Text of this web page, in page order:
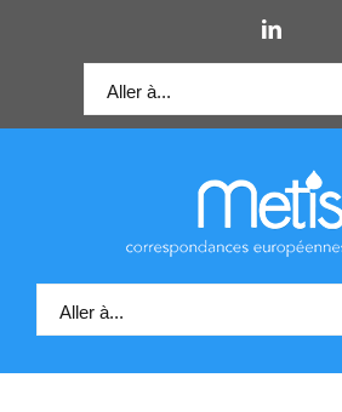
LinkedIn
Aller à...
Aller à...